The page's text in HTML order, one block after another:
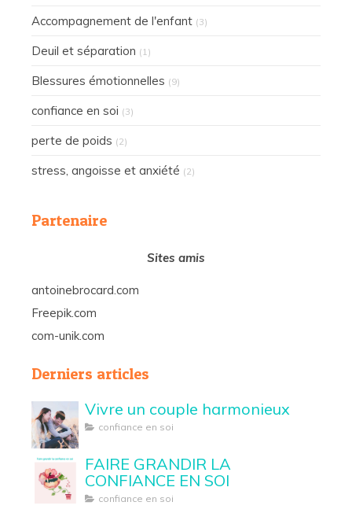
Accompagnement de l'enfant (3)
Deuil et séparation (1)
Blessures émotionnelles (9)
confiance en soi (3)
perte de poids (2)
stress, angoisse et anxiété (2)
Partenaire
Sites amis
antoinebrocard.com
Freepik.com
com-unik.com
Derniers articles
Vivre un couple harmonieux
confiance en soi
FAIRE GRANDIR LA
CONFIANCE EN SOI
confiance en soi